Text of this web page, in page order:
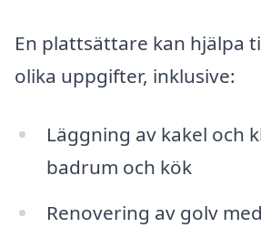
En plattsättare kan hjälpa
olika uppgifter, inklusive:
Läggning av kakel och
badrum och kök
Renovering av golv